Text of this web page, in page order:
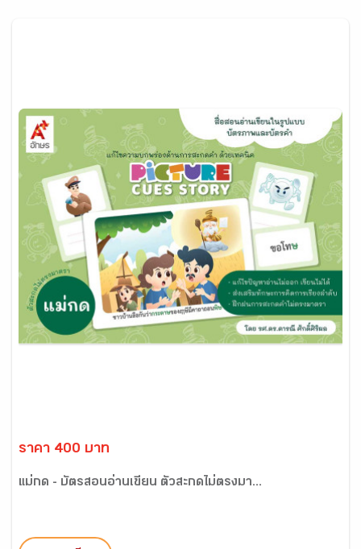
ราคา 400 บาท
แม่กด - บัตรสอนอ่านเขียน ตัวสะกดไม่ตรงมา...